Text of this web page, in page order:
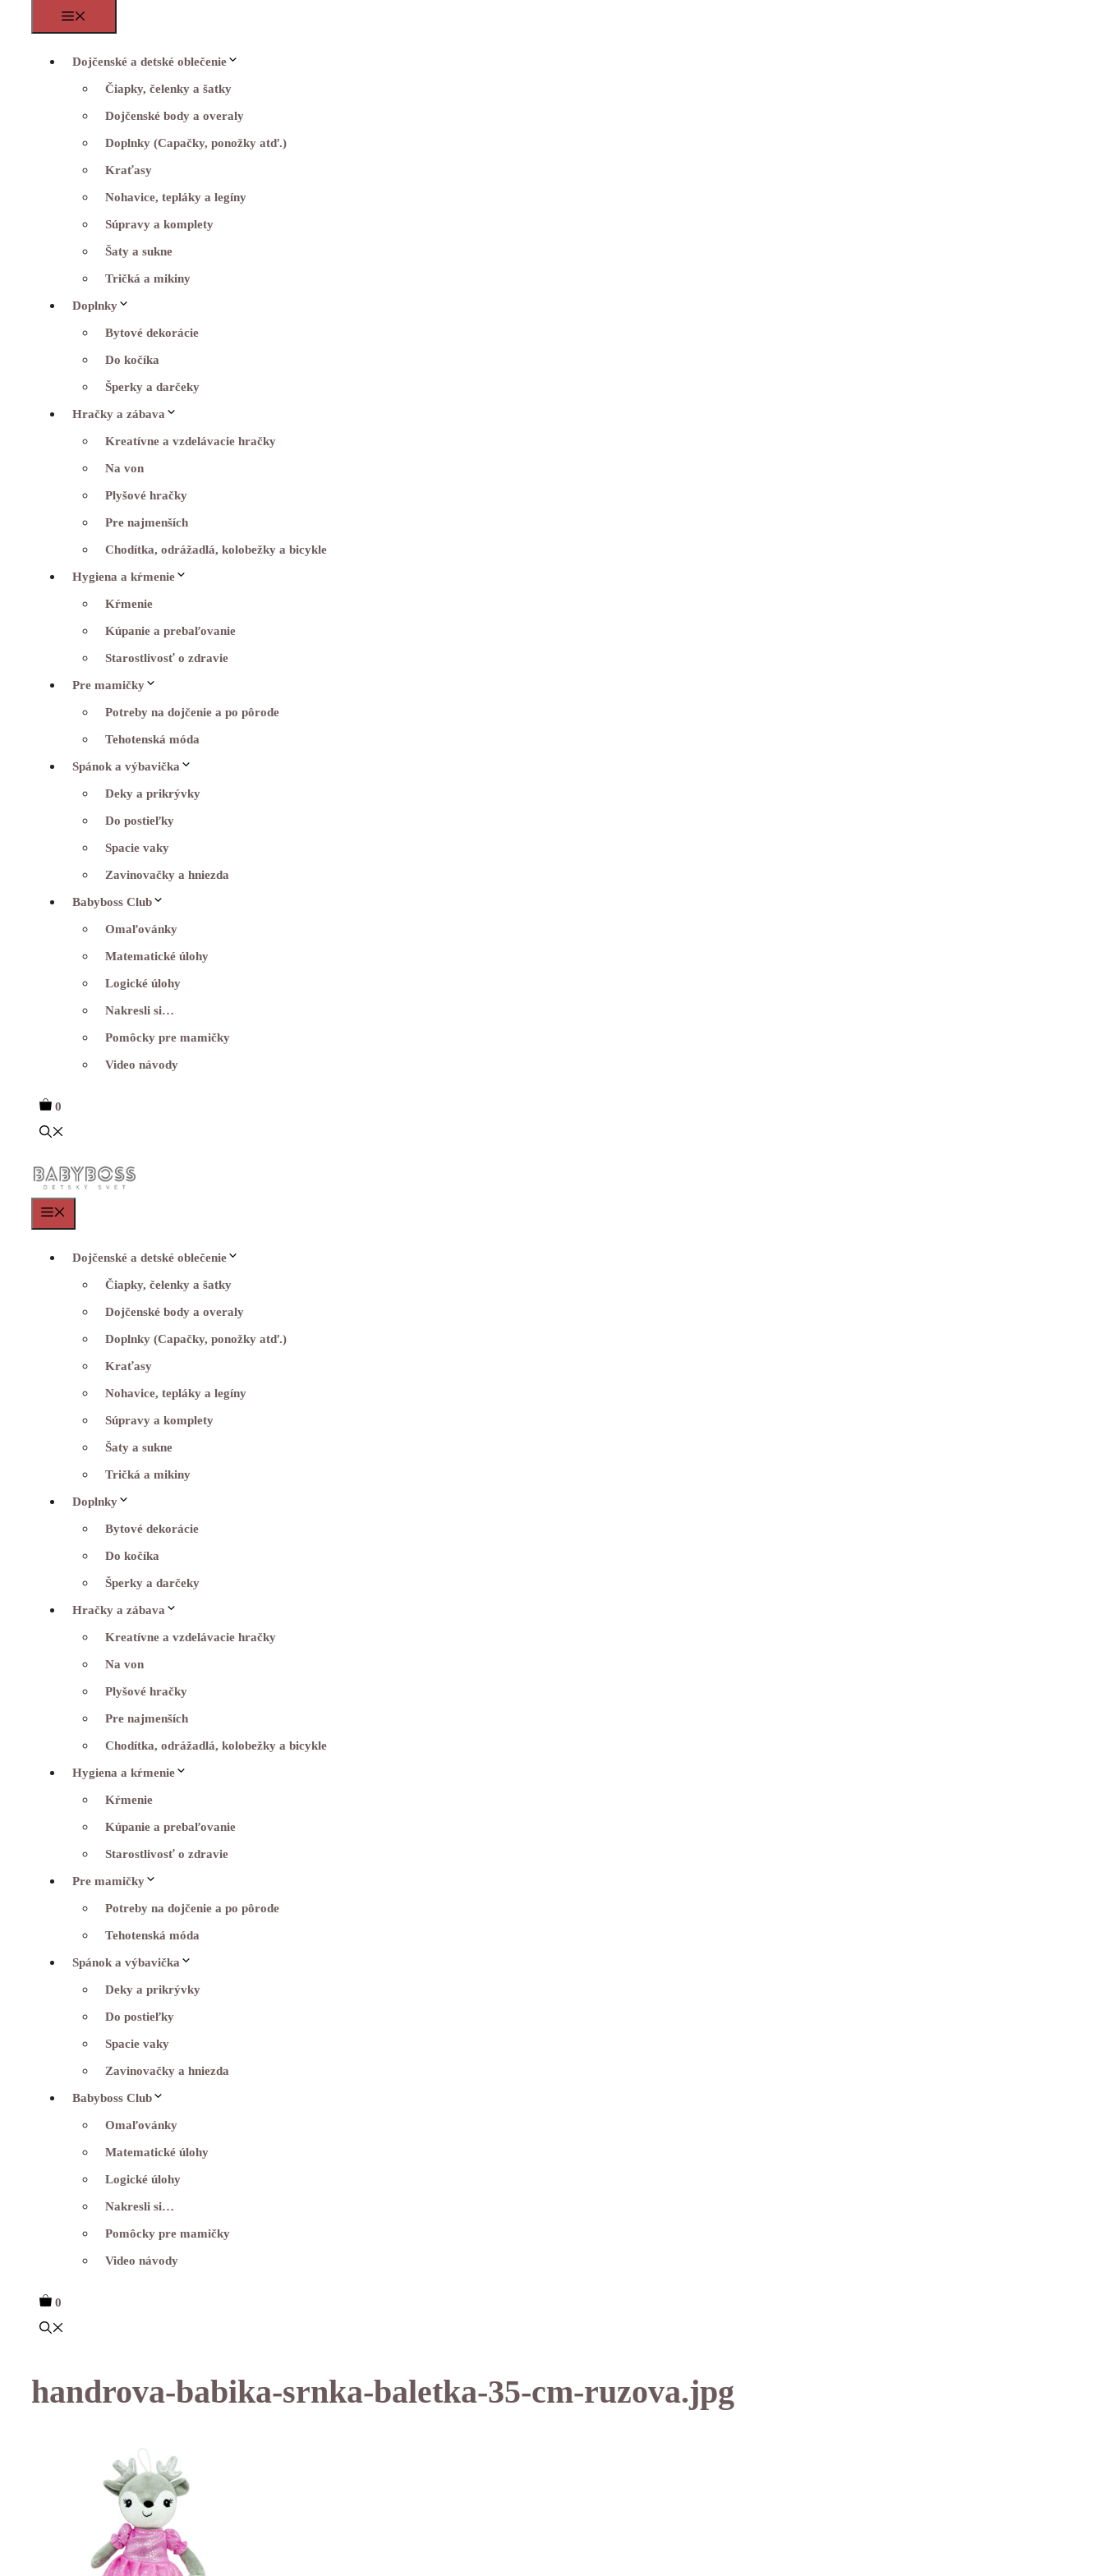
Dojčenské a detské oblečenie
Čiapky, čelenky a šatky
Dojčenské body a overaly
Doplnky (Capačky, ponožky atď.)
Kraťasy
Nohavice, tepláky a legíny
Súpravy a komplety
Šaty a sukne
Tričká a mikiny
Doplnky
Bytové dekorácie
Do kočíka
Šperky a darčeky
Hračky a zábava
Kreatívne a vzdelávacie hračky
Na von
Plyšové hračky
Pre najmenších
Chodítka, odrážadlá, kolobežky a bicykle
Hygiena a kŕmenie
Kŕmenie
Kúpanie a prebaľovanie
Starostlivosť o zdravie
Pre mamičky
Potreby na dojčenie a po pôrode
Tehotenská móda
Spánok a výbavička
Deky a prikrývky
Do postieľky
Spacie vaky
Zavinovačky a hniezda
Babyboss Club
Omaľovánky
Matematické úlohy
Logické úlohy
Nakresli si…
Pomôcky pre mamičky
Video návody
0
Dojčenské a detské oblečenie
Čiapky, čelenky a šatky
Dojčenské body a overaly
Doplnky (Capačky, ponožky atď.)
Kraťasy
Nohavice, tepláky a legíny
Súpravy a komplety
Šaty a sukne
Tričká a mikiny
Doplnky
Bytové dekorácie
Do kočíka
Šperky a darčeky
Hračky a zábava
Kreatívne a vzdelávacie hračky
Na von
Plyšové hračky
Pre najmenších
Chodítka, odrážadlá, kolobežky a bicykle
Hygiena a kŕmenie
Kŕmenie
Kúpanie a prebaľovanie
Starostlivosť o zdravie
Pre mamičky
Potreby na dojčenie a po pôrode
Tehotenská móda
Spánok a výbavička
Deky a prikrývky
Do postieľky
Spacie vaky
Zavinovačky a hniezda
Babyboss Club
Omaľovánky
Matematické úlohy
Logické úlohy
Nakresli si…
Pomôcky pre mamičky
Video návody
0
handrova-babika-srnka-baletka-35-cm-ruzova.jpg